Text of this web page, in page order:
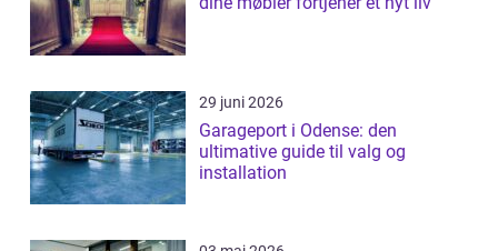
29 juni 2026
Garageport i Odense: den
ultimative guide til valg og
installation